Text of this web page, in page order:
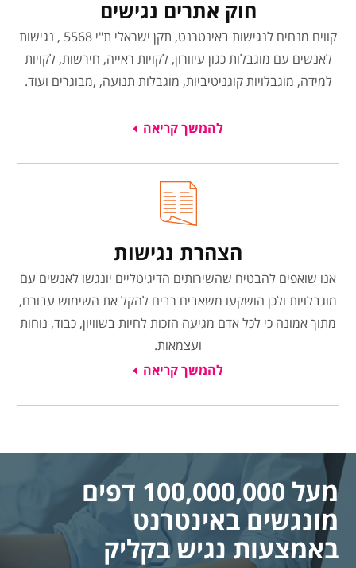
חוק אתרים נגישים
קווים מנחים לנגישות באינטרנט, תקן ישראלי ת"י 5568 , נגישות
לאנשים עם מוגבלות כגון עיוורון, לקויות ראייה, חירשות, לקויות
למידה, מוגבלויות קוגניטיביות, מוגבלות תנועה, ,מבוגרים ועוד.
להמשך קריאה
הצהרת נגישות
אנו שואפים להבטיח שהשירותים הדיגיטליים יונגשו לאנשים עם
מוגבלויות ולכן הושקעו משאבים רבים להקל את השימוש עבורם,
מתוך אמונה כי לכל אדם מגיעה הזכות לחיות בשוויון, כבוד, נוחות
ועצמאות.
להמשך קריאה
מעל 100,000,000 דפים
מונגשים באינטרנט
באמצעות נגיש בקליק